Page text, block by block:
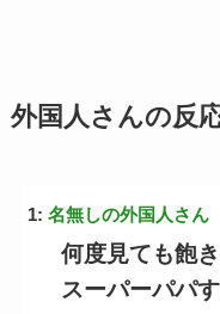
外国人さんの反
1: 名無しの外国人さん
何度見ても飽
スーパーパパ